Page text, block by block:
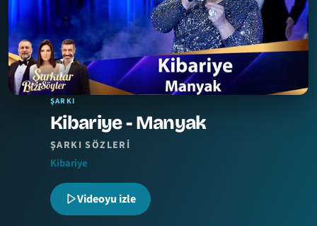
ŞARKI
Kibariye - Manyak
ŞARKI SÖZLERI
Kibariye
Videoyu izle